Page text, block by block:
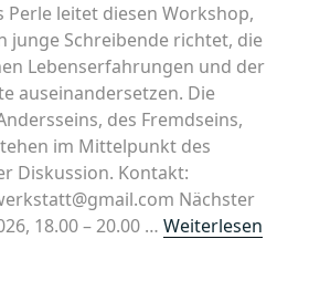
Perle leitet diesen Workshop,
junge Schreibende richtet, die
Lebenserfahrungen und der
auseinandersetzen. Die
des Fremdseins,
im Mittelpunkt des
Diskussion. Kontakt:
Nächster
18.00 – 20.00 … Weiterlesen